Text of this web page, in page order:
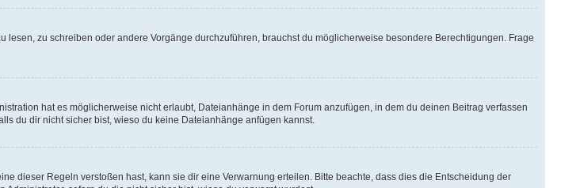
zu schreiben oder andere Vorgänge durchzuführen, brauchst du möglicherweise besondere Berechtigungen. Frage
hat es möglicherweise nicht erlaubt, Dateianhänge in dem Forum anzufügen, in dem du deinen Beitrag verfassen
du dir nicht sicher bist, wieso du keine Dateianhänge anfügen kannst.
dieser Regeln verstoßen hast, kann sie dir eine Verwarnung erteilen. Bitte beachte, dass dies die Entscheidung der